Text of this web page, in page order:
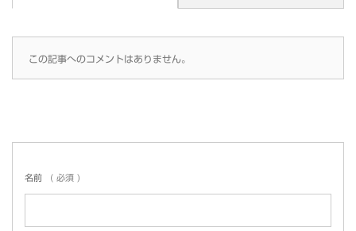
この記事へのコメントはありません。
名前 ( 必須 )